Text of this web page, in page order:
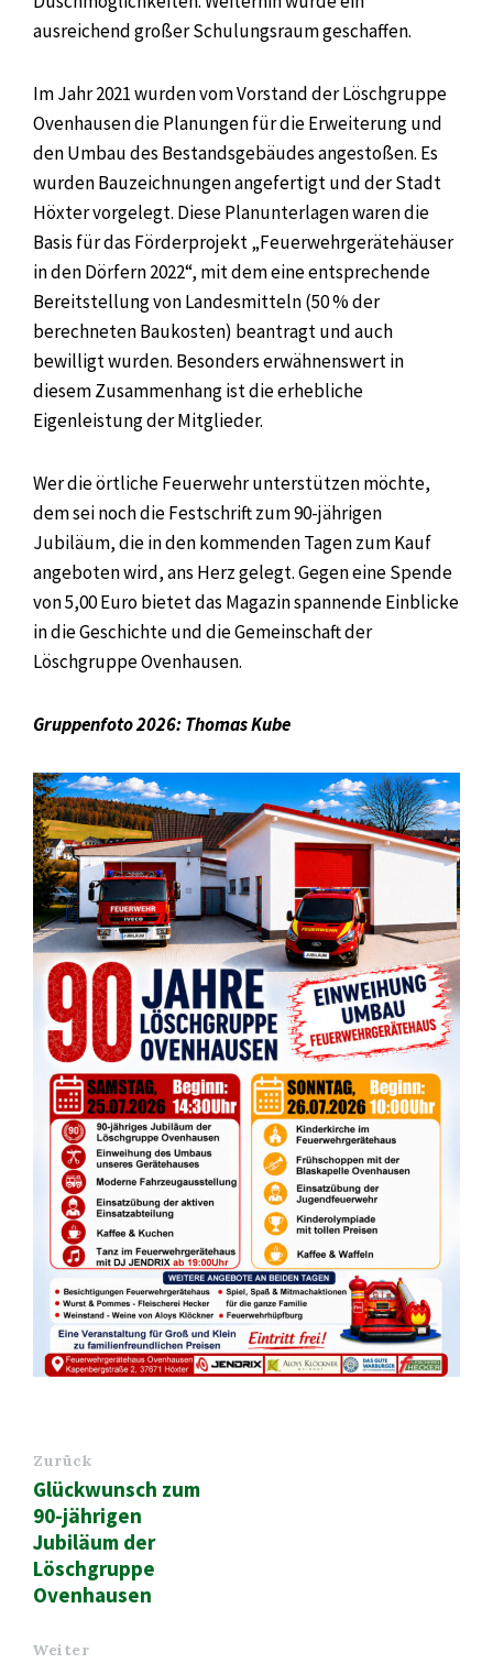
ausreichend großer Schulungsraum geschaffen.
Im Jahr 2021 wurden vom Vorstand der Löschgruppe
Ovenhausen die Planungen für die Erweiterung und
den Umbau des Bestandsgebäudes angestoßen. Es
wurden Bauzeichnungen angefertigt und der Stadt
Höxter vorgelegt. Diese Planunterlagen waren die
Basis für das Förderprojekt „Feuerwehrgerätehäuser
in den Dörfern 2022“, mit dem eine entsprechende
Bereitstellung von Landesmitteln (50 % der
berechneten Baukosten) beantragt und auch
bewilligt wurden. Besonders erwähnenswert in
diesem Zusammenhang ist die erhebliche
Eigenleistung der Mitglieder.
Wer die örtliche Feuerwehr unterstützen möchte,
dem sei noch die Festschrift zum 90-jährigen
Jubiläum, die in den kommenden Tagen zum Kauf
angeboten wird, ans Herz gelegt. Gegen eine Spende
von 5,00 Euro bietet das Magazin spannende Einblicke
in die Geschichte und die Gemeinschaft der
Löschgruppe Ovenhausen.
Gruppenfoto 2026: Thomas Kube
Zurück
Glückwunsch zum
90-jährigen
Jubiläum der
Löschgruppe
Ovenhausen
Weiter